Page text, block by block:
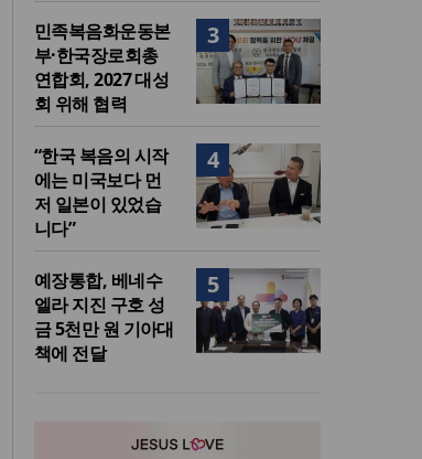
3
민족복음화운동본
부·한국장로회총
연합회, 2027 대성
회 위해 협력
4
“한국 복음의 시작
에는 미국보다 먼
저 일본이 있었습
니다”
5
예장통합, 베네수
엘라 지진 구호 성
금 5천만 원 기아대
책에 전달